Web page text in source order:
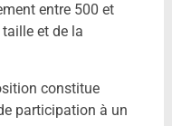
entre 500 et
et de la
constitue
participation à un